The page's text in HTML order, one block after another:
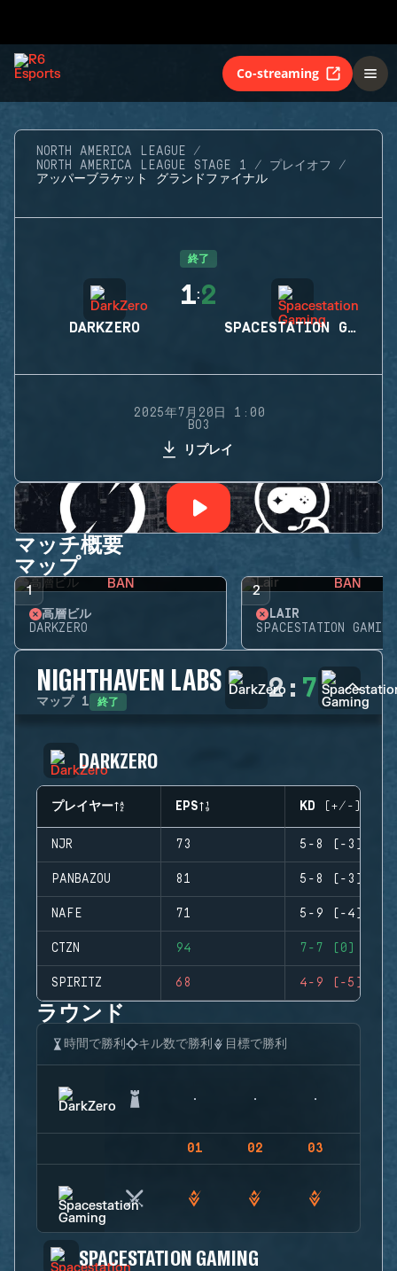
Co-streaming
NORTH AMERICA LEAGUE
NORTH AMERICA LEAGUE STAGE 1
プレイオフ
アッパーブラケット グランドファイナル
終了
DARKZERO
1:2
SPACESTATION GAMING
2025年7月20日 1:00
BO3
リプレイ
マッチ概要
マップ
1 BAN
高層ビル
DARKZERO
2 BAN
LAIR
SPACESTATION GAMING
NIGHTHAVEN LABS
マップ 1 終了 2: 7
DARKZERO
プレイヤー EPS KD (+/-)
NJR 73 5-8 (-3)
PANBAZOU 81 5-8 (-3)
NAFE 71 5-9 (-4)
CTZN 94 7-7 (0)
SPIRITZ 68 4-9 (-5)
ラウンド
時間で勝利 キル数で勝利 目標で勝利
01 02 03
SPACESTATION GAMING